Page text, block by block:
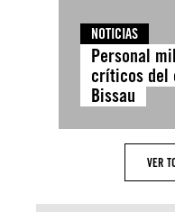
NOTICIAS
Personal
críticos del
Bissau
VER